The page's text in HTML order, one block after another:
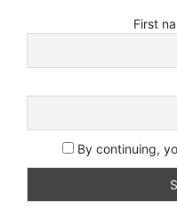
First
By continuing,